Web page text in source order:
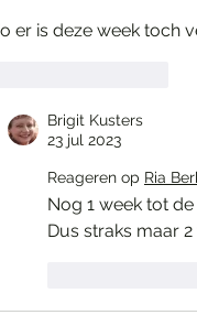
er is deze week toch
Brigit Kusters
23 jul 2023
Reageren op Ria
Nog 1 week tot
Dus straks maar